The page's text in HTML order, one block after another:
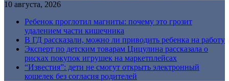
10 августа, 2026
Ребенок проглотил магниты: почему это грозит
удалением части кишечника
В ГД рассказали, можно ли приводить ребенка на работу
Эксперт по детским товарам Цицулина рассказала о
рисках покупок игрушек на маркетплейсах
“Известия”: дети не смогут открыть электронный
кошелек без согласия родителей